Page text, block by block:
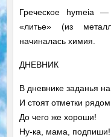
Греческое hymeia
«литье» (из
начиналась химия.
ДНЕВНИК
В дневнике заданья
И стоят отметки рядом.
До чего же хороши!
Ну-ка, мама, подпиши!